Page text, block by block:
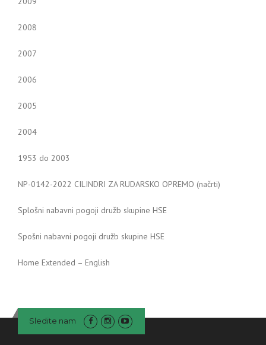
2008
2007
2006
2005
2004
1953 do 2003
NP-0142-2022 CILINDRI ZA RUDARSKO OPREMO (načrti)
Splošni nabavni pogoji družb skupine HSE
Spošni nabavni pogoji družb skupine HSE
Home Extended – English
Sledite nam